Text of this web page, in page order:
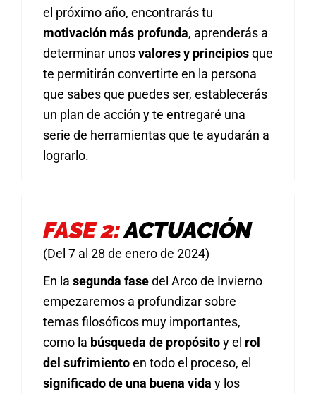
el próximo año, encontrarás tu
motivación más profunda, aprenderás a
determinar unosvalores y principiosque
te permitirán convertirte en la persona
que sabes que puedes ser, establecerás
un plan de acción y te entregaré una
serie de herramientas que te ayudarán a
lograrlo.
FASE 2:ACTUACIÓN
(Del 7 al 28 de enero de 2024)
En la segunda fasedel Arco de Invierno
empezaremos a profundizar sobre
temas filosóficos muy importantes,
como la búsqueda de propósitoy el rol
del sufrimientoen todo el proceso, el
significado de una buena vida y los